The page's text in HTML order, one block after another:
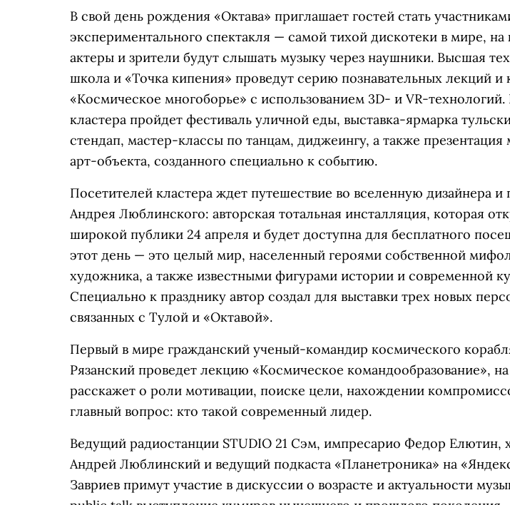
В свой день рождения «Октава» приглашает гостей стать
экспериментального спектакля — самой тихой дискотеки в мире, на
актеры и зрители будут слышать музыку через наушники. Высшая
школа и «Точка кипения» проведут серию познавательных лекций
«Космическое многоборье» с использованием 3D- и VR-технологий.
кластера пройдет фестиваль уличной еды, выставка-ярмарка
стендап, мастер-классы по танцам, диджеингу, а также презентация
арт-объекта, созданного специально к событию.
Посетителей кластера ждет путешествие во вселенную дизайнера и
Андрея Люблинского: авторская тотальная инсталляция, которая
широкой публики 24 апреля и будет доступна для бесплатного
этот день — это целый мир, населенный героями собственной
художника, а также известными фигурами истории и современной
Специально к празднику автор создал для выставки трех новых
связанных с Тулой и «Октавой».
Первый в мире гражданский ученый-командир космического
Рязанский проведет лекцию «Космическое командообразование»,
расскажет о роли мотивации, поиске цели, нахождении
главный вопрос: кто такой современный лидер.
Ведущий радиостанции STUDIO 21 Сэм, импресарио Федор Елютин,
Андрей Люблинский и ведущий подкаста «Планетроника» на
Завриев примут участие в дискуссии о возрасте и актуальности